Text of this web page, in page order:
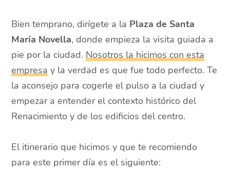
Bien temprano, dirígete a la Plaza de Santa
María Novella, donde empieza la visita guiada a
pie por la ciudad.Nosotros la hicimos con esta
empresa y la verdad es que fue todo perfecto. Te
la aconsejo para cogerle el pulso a la ciudad y
empezar a entender el contexto histórico del
Renacimiento y de los edificios del centro.
El itinerario que hicimos y que te recomiendo
para este primer día es el siguiente: